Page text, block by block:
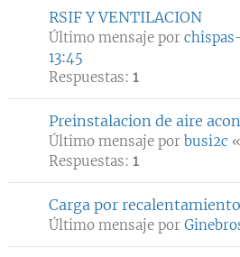
RSIF Y VENTILACION
Último mensaje por
13:45
Respuestas: 1
Preinstalacion de aire
Último mensaje por busi2c «
Respuestas: 1
Carga por
Último mensaje por